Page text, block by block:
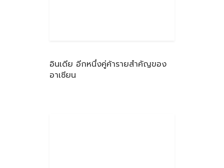
อินเดีย อีกหนึ่งคู่ค้ารายสำคัญของ
อาเซียน